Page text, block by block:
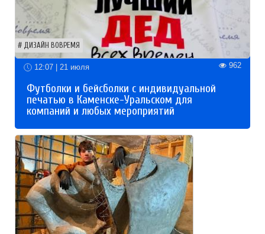
ДИЗАЙН ВОВРЕМЯ
12:07 | 21 июля 962
Футболки и бейсболки с индивидуальной
печатью в Каменске-Уральском для
компаний и любых мероприятий